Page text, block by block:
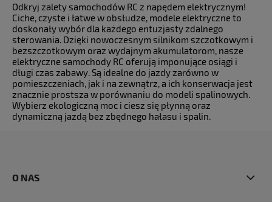
Odkryj zalety samochodów RC z napędem elektrycznym!
Ciche, czyste i łatwe w obsłudze, modele elektryczne to
doskonały wybór dla każdego entuzjasty zdalnego
sterowania. Dzięki nowoczesnym silnikom szczotkowym i
bezszczotkowym oraz wydajnym akumulatorom, nasze
elektryczne samochody RC oferują imponujące osiągi i
długi czas zabawy. Są idealne do jazdy zarówno w
pomieszczeniach, jak i na zewnątrz, a ich konserwacja jest
znacznie prostsza w porównaniu do modeli spalinowych.
Wybierz ekologiczną moc i ciesz się płynną oraz
dynamiczną jazdą bez zbędnego hałasu i spalin.
O NAS